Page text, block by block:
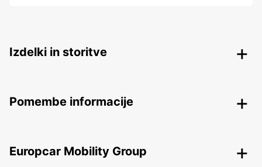
Izdelki in storitve
Pomembe informacije
Europcar Mobility Group